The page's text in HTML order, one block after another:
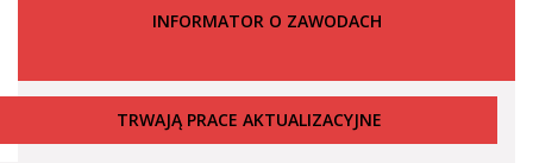
INFORMATOR O ZAWODACH
TRWAJĄ PRACE AKTUALIZACYJNE